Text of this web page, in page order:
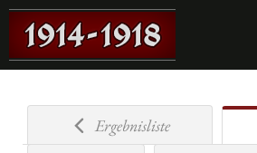
Ergebnisliste